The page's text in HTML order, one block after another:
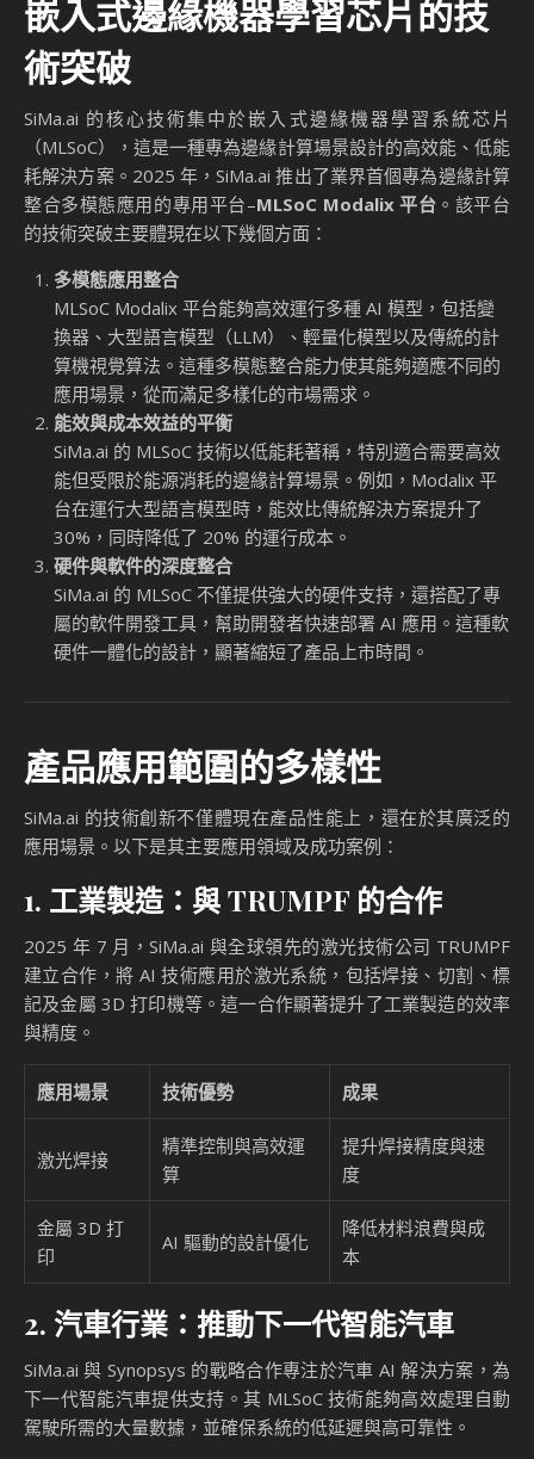
嵌入式邊緣機器學習芯片的技
術突破
SiMa.ai 的核心技術集中於嵌入式邊緣機器學習系統芯片
（MLSoC），這是一種專為邊緣計算場景設計的高效能、低能
耗解決方案。2025 年，SiMa.ai 推出了業界首個專為邊緣計算
整合多模態應用的專用平台–MLSoC Modalix 平台 。該平台
的技術突破主要體現在以下幾個方面：
多模態應用整合
MLSoC Modalix 平台能夠高效運行多種 AI 模型，包括變
換器、大型語言模型（LLM）、輕量化模型以及傳統的計
算機視覺算法。這種多模態整合能力使其能夠適應不同的
應用場景，從而滿足多樣化的市場需求。
能效與成本效益的平衡
SiMa.ai 的 MLSoC 技術以低能耗著稱，特別適合需要高效
能但受限於能源消耗的邊緣計算場景。例如，Modalix 平
台在運行大型語言模型時，能效比傳統解決方案提升了
30%，同時降低了 20% 的運行成本。
硬件與軟件的深度整合
SiMa.ai 的 MLSoC 不僅提供強大的硬件支持，還搭配了專
屬的軟件開發工具，幫助開發者快速部署 AI 應用。這種軟
硬件一體化的設計，顯著縮短了產品上市時間。
產品應用範圍的多樣性
SiMa.ai 的技術創新不僅體現在產品性能上，還在於其廣泛的
應用場景。以下是其主要應用領域及成功案例：
1. 工業製造：與 TRUMPF 的合作
2025 年 7 月，SiMa.ai 與全球領先的激光技術公司 TRUMPF
建立合作，將 AI 技術應用於激光系統，包括焊接、切割、標
記及金屬 3D 打印機等。這一合作顯著提升了工業製造的效率
與精度。
應用場景 技術優勢 成果
激光焊接
精準控制與高效運
算
提升焊接精度與速
度
金屬 3D 打
印
AI 驅動的設計優化
降低材料浪費與成
本
2. 汽車行業：推動下一代智能汽車
SiMa.ai 與 Synopsys 的戰略合作專注於汽車 AI 解決方案，為
下一代智能汽車提供支持。其 MLSoC 技術能夠高效處理自動
駕駛所需的大量數據，並確保系統的低延遲與高可靠性。